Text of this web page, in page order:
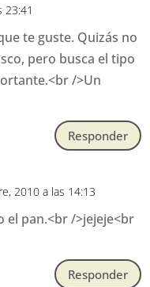
23:41
te guste. Quizás no
pero busca el tipo
/>Un
Responder
2010 a las 14:13
el pan.<br />jejeje<br
Responder